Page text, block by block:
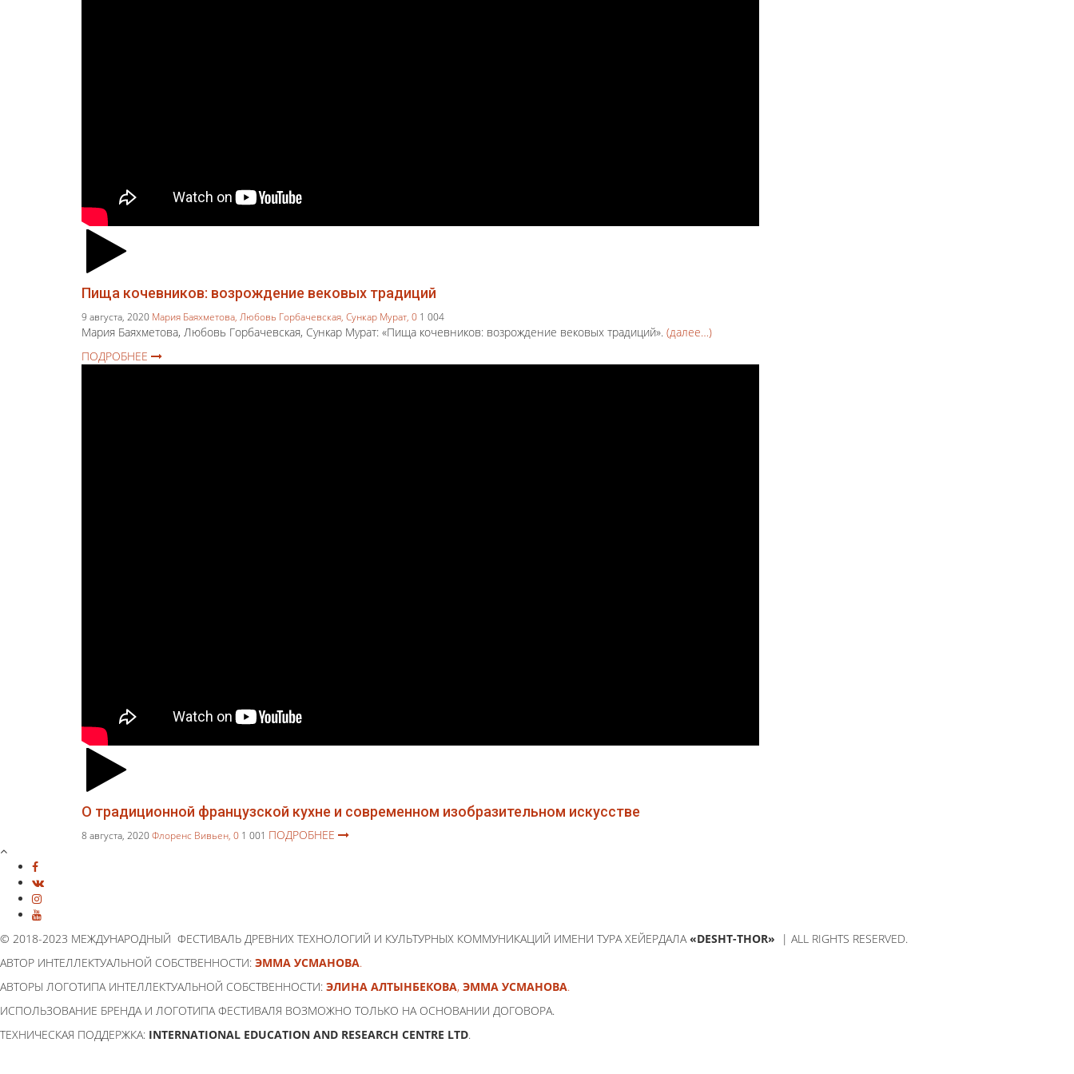
Пища кочевников: возрождение вековых традиций
9 августа, 2020 Мария Баяхметова, Любовь Горбачевская, Сункар Мурат, 0 1 004
Мария Баяхметова, Любовь Горбачевская, Сункар Мурат: «Пища кочевников: возрождение вековых традиций». (далее…)
ПОДРОБНЕЕ
О традиционной французской кухне и современном изобразительном искусстве
8 августа, 2020Флоренс Вивьен, 0 1 001 ПОДРОБНЕЕ
© 2018-2023 МЕЖДУНАРОДНЫЙ ФЕСТИВАЛЬ ДРЕВНИХ ТЕХНОЛОГИЙ И КУЛЬТУРНЫХ КОММУНИКАЦИЙ ИМЕНИ ТУРА ХЕЙЕРДАЛА«DESHT-THOR» | ALL RIGHTS RESERVED.
АВТОР ИНТЕЛЛЕКТУАЛЬНОЙ СОБСТВЕННОСТИ: ЭММА УСМАНОВА.
АВТОРЫ ЛОГОТИПА ИНТЕЛЛЕКТУАЛЬНОЙ СОБСТВЕННОСТИ: ЭЛИНА АЛТЫНБЕКОВА, ЭММА УСМАНОВА.
ИСПОЛЬЗОВАНИЕ БРЕНДА И ЛОГОТИПА ФЕСТИВАЛЯ ВОЗМОЖНО ТОЛЬКО НА ОСНОВАНИИ ДОГОВОРА.
ТЕХНИЧЕСКАЯ ПОДДЕРЖКА: INTERNATIONAL EDUCATION AND RESEARCH CENTRE LTD.